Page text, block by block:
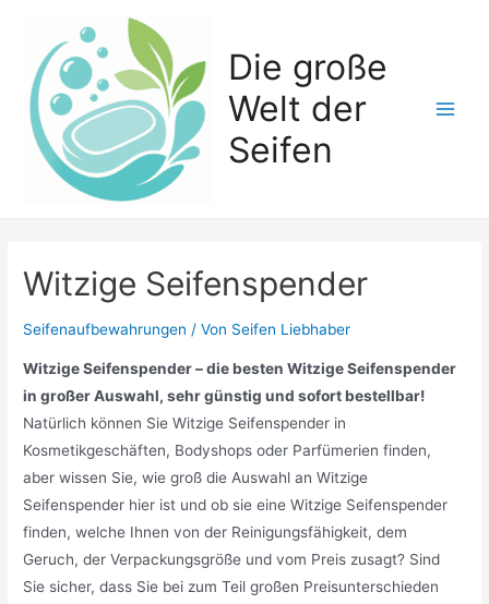
springen
Die große
Welt der
Seifen
Witzige Seifenspender
Seifenaufbewahrungen / Von Seifen Liebhaber
Witzige Seifenspender – die besten Witzige Seifenspender
in großer Auswahl, sehr günstig und sofort bestellbar!
Natürlich können Sie Witzige Seifenspender in
Kosmetikgeschäften, Bodyshops oder Parfümerien finden,
aber wissen Sie, wie groß die Auswahl an Witzige
Seifenspender hier ist und ob sie eine Witzige Seifenspender
finden, welche Ihnen von der Reinigungsfähigkeit, dem
Geruch, der Verpackungsgröße und vom Preis zusagt? Sind
Sie sicher, dass Sie bei zum Teil großen Preisunterschieden